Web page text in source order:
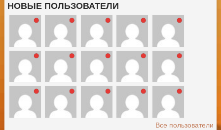
НОВЫЕ ПОЛЬЗОВАТЕЛИ
Все пользователи